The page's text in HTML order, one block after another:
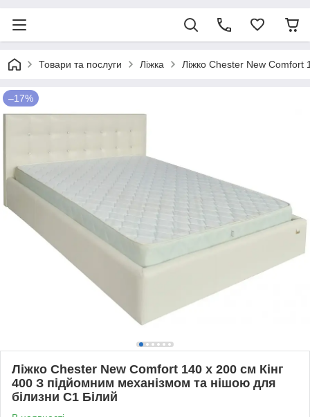
Товари та послуги Ліжка Ліжко Chester New Comfort
–17%
Ліжко Chester New Comfort 140 х 200 см Кінг
400 З підйомним механізмом та нішою для
білизни C1 Білий